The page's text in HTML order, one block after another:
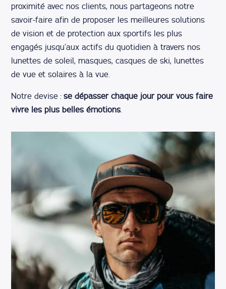
proximité avec nos clients, nous partageons notre
savoir-faire afin de proposer les meilleures solutions
de vision et de protection aux sportifs les plus
engagés jusqu’aux actifs du quotidien à travers nos
lunettes de soleil, masques, casques de ski, lunettes
de vue et solaires à la vue.
Notre devise :se dépasser chaque jour pour vous faire
vivre les plus belles émotions